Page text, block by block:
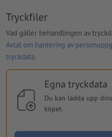
Tryckfiler
Vad gäller behandlingen av
Avtal om hantering av
tryckdata.
Egna tryckdata
Du kan ladda upp
köpet.